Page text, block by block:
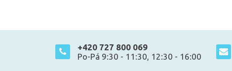
+420 727 800 069
Po-Pá 9:30 - 11:30, 12:30 - 16:00